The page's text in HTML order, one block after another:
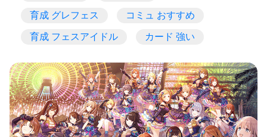
育成 グレフェス コミュ おすすめ
育成 フェスアイドル カード 強い